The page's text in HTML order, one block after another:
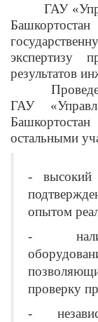
ГАУ
экспертизу
результатов
Проведение
ГАУ
остальными
- высокий
опытом
-
проверку
-